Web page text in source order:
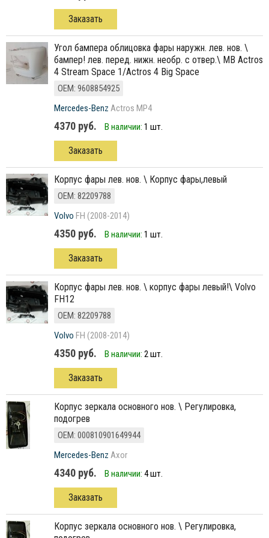
Заказать
угол бампера облицовка фары наружн. лев. нов. \
бампер! лев. перед. нижн. необр. с отвер.\ MB Actros
4 Stream Space 1/Actros 4 Big Space
ОЕМ: 9608854925
Mercedes-Benz Actros MP4
4370 руб. В наличии: 1 шт.
Заказать
корпус фары лев. нов. \ Корпус фары,левый
ОЕМ: 82209788
Volvo FH (2008-2014)
4350 руб. В наличии: 1 шт.
Заказать
корпус фары лев. нов. \ корпус фары левый!\ Volvo
FH12
ОЕМ: 82209788
Volvo FH (2008-2014)
4350 руб. В наличии: 2 шт.
Заказать
корпус зеркала основного нов. \ Регулировка,
подогрев
ОЕМ: 000810901649944
Mercedes-Benz Axor
4340 руб. В наличии: 4 шт.
Заказать
корпус зеркала основного нов. \ Регулировка,